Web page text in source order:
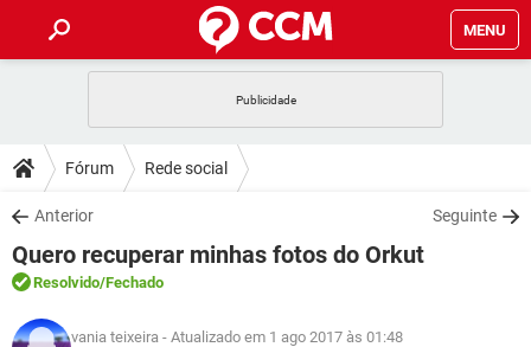
MENU
CELULAR
OUTLOOK
INSTAGRAM GMAIL
GUIA DE COMPRAS
DICAS
JOGOS
OUTLOOK
INSTAGRAM
DOWNLOADS
JOGOS WHATSAPP
CELULAR
OUTLOOK EXCEL
FÓRUM
JOGOS
GLOSSÁRIO
Fórum Rede social
Anterior Seguinte
Quero recuperar minhas fotos do Orkut
Resolvido/Fechado
vania teixeira - Atualizado em 1 ago 2017 às 01:48